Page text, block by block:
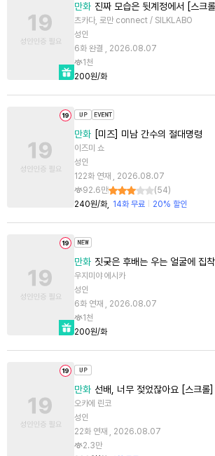
만화 진짜 모습은 뒷계정에서 [스크
츠카다, 로만 connect / SILKLABO
성인
6화 완결 , 2026.08.07
1천
200원/화
만화 [미즈] 미남 간수의 절대명령
이즈미 쇼
성인
122화 연재 , 2026.08.07
92.6만
(54)
240원/화
14화 무료 20% 할인
만화 짓궂은 후배는 우는 얼굴에 집
우지미야 에시카
성인
6화 연재 , 2026.08.07
1천
200원/화
만화 선배, 너무 젖었잖아요 [스크롤]
오카에 린코
성인
22화 연재 , 2026.08.07
2.3만